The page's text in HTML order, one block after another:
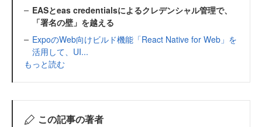
EASとeas credentialsによるクレデンシャル管理で、
「署名の壁」を越える
ExpoのWeb向けビルド機能「React Native for Web」を
活用して、UI...
もっと読む
この記事の著者